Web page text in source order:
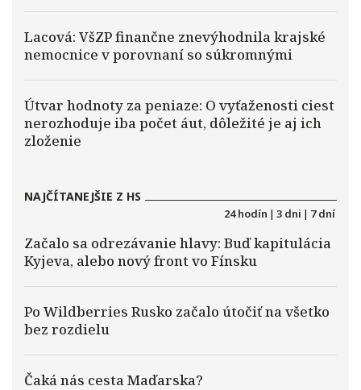
Lacová: VšZP finančne znevýhodnila krajské
nemocnice v porovnaní so súkromnými
Útvar hodnoty za peniaze: O vyťaženosti ciest
nerozhoduje iba počet áut, dôležité je aj ich
zloženie
NAJČÍTANEJŠIE Z HS
24 hodín | 3 dni | 7 dní
Začalo sa odrezávanie hlavy: Buď kapitulácia
Kyjeva, alebo nový front vo Fínsku
Po Wildberries Rusko začalo útočiť na všetko
bez rozdielu
Čaká nás cesta Maďarska?